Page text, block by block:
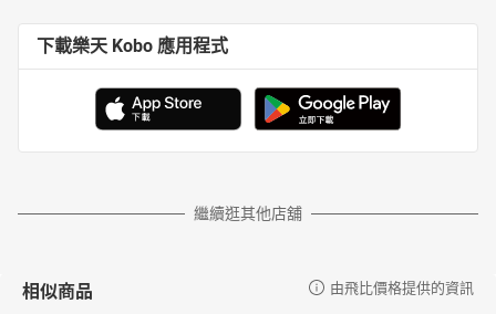
下載樂天 Kobo 應用程式
繼續逛其他店舖
相似商品 由飛比價格提供的資訊